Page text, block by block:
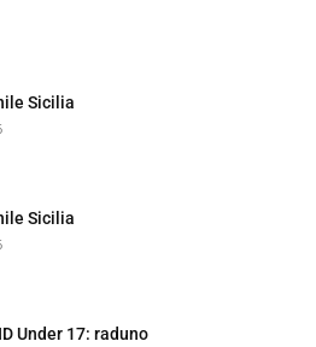
Sicilia
Sicilia
Under 17: raduno